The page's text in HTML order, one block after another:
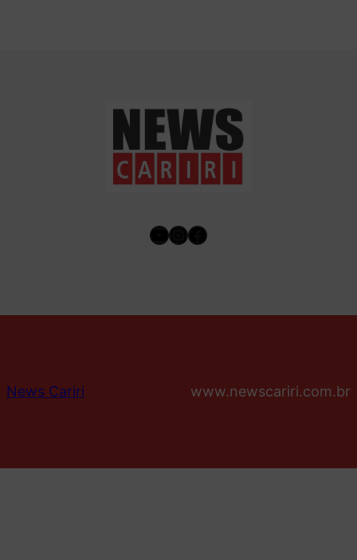
Youtube
Instagram
Facebook
News Cariri www.newscariri.com.br